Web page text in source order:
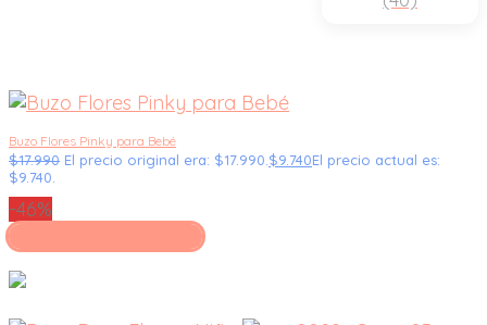
Buzo Flores Pinky para Bebé
$17.990 El precio original era: $17.990. $9.740El precio actual es:
$9.740.
-46%
Seleccionar opciones